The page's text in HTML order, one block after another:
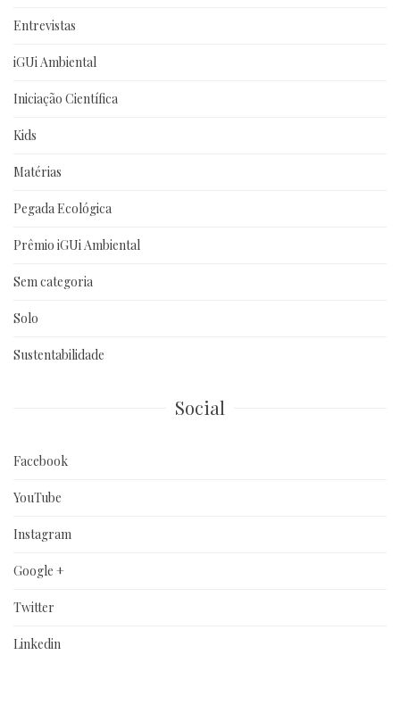
Entrevistas
iGUi Ambiental
Iniciação Científica
Kids
Matérias
Pegada Ecológica
Prêmio iGUi Ambiental
Sem categoria
Solo
Sustentabilidade
Social
Facebook
YouTube
Instagram
Google +
Twitter
Linkedin